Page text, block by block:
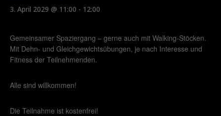
3. April 2029 @ 11:00 - 12:00
Gemeinsamer Spaziergang – gerne auch mit Walking-Stöcken.
Mit Dehn- und Gleichgewichtsübungen, je nach Interesse und
Fitness der Teilnehmenden.
Alle sind willkommen!
Die Teilnahme ist kostenfrei!